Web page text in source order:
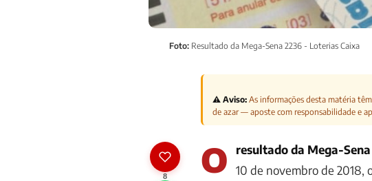
Foto: Resultado da Mega-Sena 2236 - Loterias Caixa
8
⚠️ Aviso: As informações desta matéria
de azar — aposte com responsabilidade e
O resultado da Mega-Sena
10 de novembro de 2018,